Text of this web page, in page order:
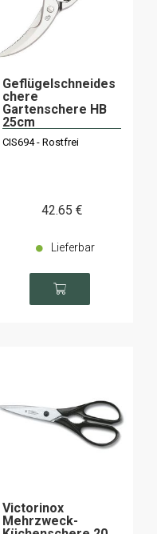
Geflügelschneides
chere
Gartenschere HB
25cm
CIS694 - Rostfrei
42.65 €
Lieferbar
Victorinox
Mehrzweck-